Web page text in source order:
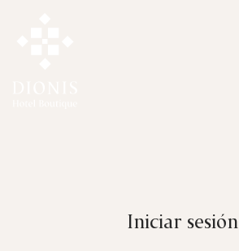
Iniciar sesión